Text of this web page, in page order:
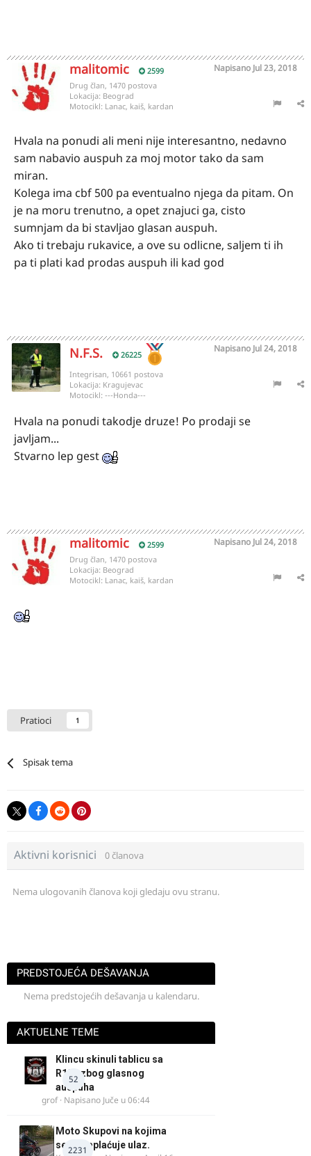
malitomic 2599 Napisano Jul 23, 2018
Drug član, 1470 postova
Lokacija: Beograd
Motocikl: Lanac, kaiš, kardan
Hvala na ponudi ali meni nije interesantno, nedavno
sam nabavio auspuh za moj motor tako da sam
miran.
Kolega ima cbf 500 pa eventualno njega da pitam. On
je na moru trenutno, a opet znajuci ga, cisto
sumnjam da bi stavljao glasan auspuh.
Ako ti trebaju rukavice, a ove su odlicne, saljem ti ih
pa ti plati kad prodas auspuh ili kad god
N.F.S. 26225
Napisano Jul 24, 2018
Integrisan, 10661 postova
Lokacija: Kragujevac
Motocikl: ---Honda---
Hvala na ponudi takodje druze! Po prodaji se
javljam...
Stvarno lep gest
malitomic 2599 Napisano Jul 24, 2018
Drug član, 1470 postova
Lokacija: Beograd
Motocikl: Lanac, kaiš, kardan
Pratioci 1
Spisak tema
Aktivni korisnici 0 članova
Nema ulogovanih članova koji gledaju ovu stranu.
PREDSTOJEĆA DEŠAVANJA
Nema predstojećih dešavanja u kalendaru.
AKTUELNE TEME
52
Klincu skinuli tablicu sa
R125 zbog glasnog
auspuha
grof· Napisano Juče u 06:44
2231
Moto Skupovi na kojima
se ne naplaćuje ulaz.